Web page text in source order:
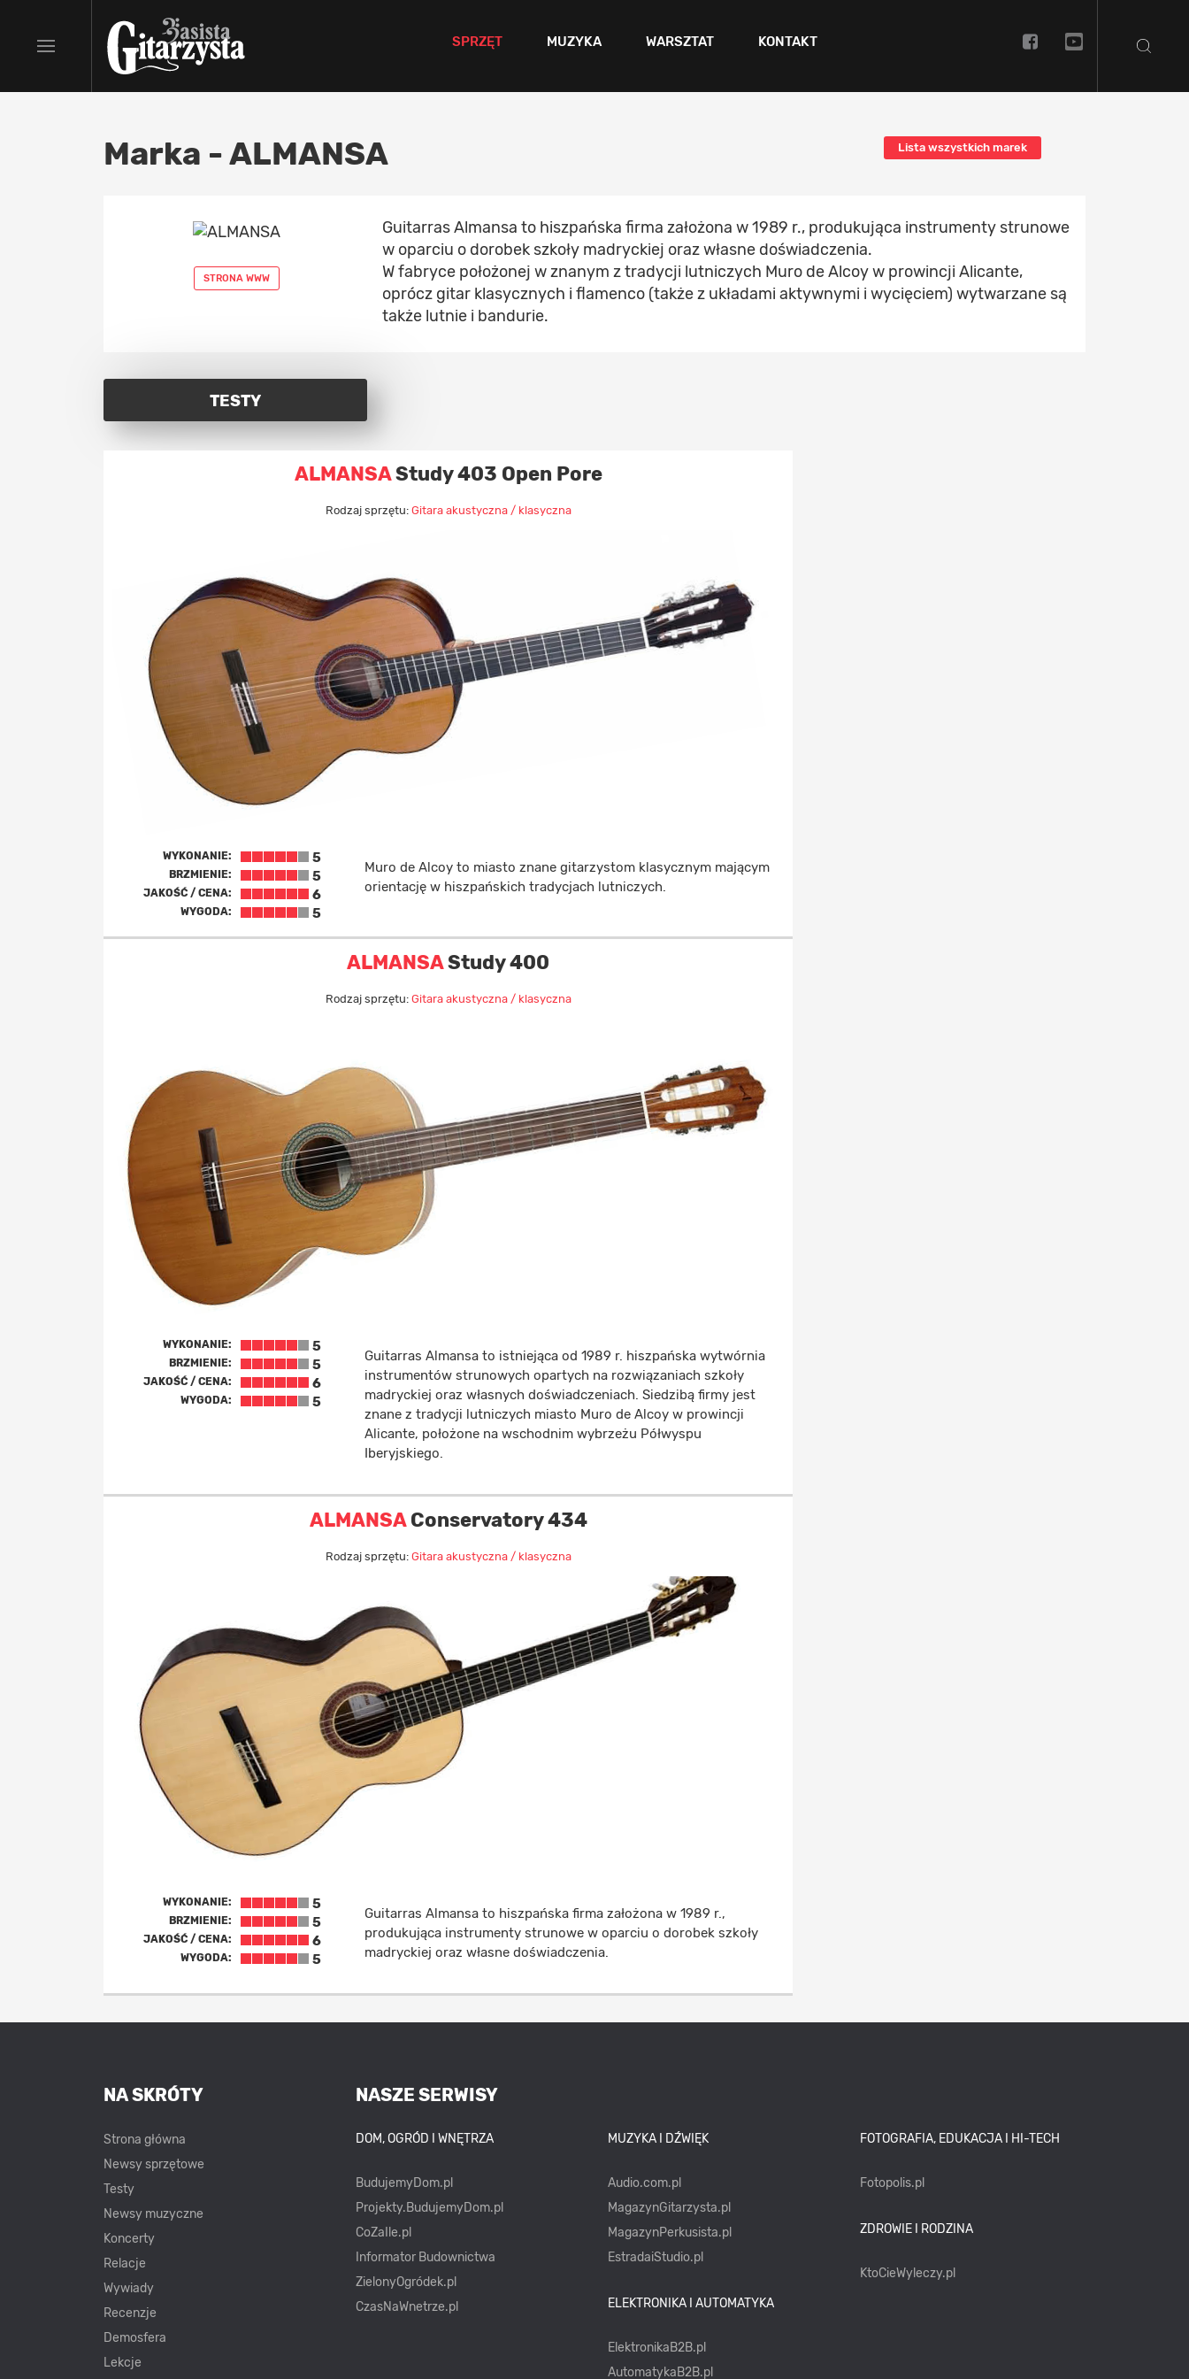
SPRZĘT MUZYKA WARSZTAT KONTAKT
Marka - ALMANSA Lista wszystkich marek
STRONA WWW
Guitarras Almansa to hiszpańska firma założona w 1989 r., produkująca instrumenty strunowe
w oparciu o dorobek szkoły madryckiej oraz własne doświadczenia.
W fabryce położonej w znanym z tradycji lutniczych Muro de Alcoy w prowincji Alicante,
oprócz gitar klasycznych i flamenco (także z układami aktywnymi i wycięciem) wytwarzane są
także lutnie i bandurie.
TESTY
ALMANSAStudy 403 Open Pore
Rodzaj sprzętu: Gitara akustyczna / klasyczna
WYKONANIE: 5
BRZMIENIE: 5
JAKOŚĆ / CENA: 6
WYGODA: 5
Muro de Alcoy to miasto znane gitarzystom klasycznym mającym
orientację w hiszpańskich tradycjach lutniczych.
ALMANSAStudy 400
Rodzaj sprzętu: Gitara akustyczna / klasyczna
WYKONANIE: 5
BRZMIENIE: 5
JAKOŚĆ / CENA: 6
WYGODA: 5
Guitarras Almansa to istniejąca od 1989 r. hiszpańska wytwórnia
instrumentów strunowych opartych na rozwiązaniach szkoły
madryckiej oraz własnych doświadczeniach. Siedzibą firmy jest
znane z tradycji lutniczych miasto Muro de Alcoy w prowincji
Alicante, położone na wschodnim wybrzeżu Półwyspu
Iberyjskiego.
ALMANSAConservatory 434
Rodzaj sprzętu: Gitara akustyczna / klasyczna
WYKONANIE: 5
BRZMIENIE: 5
JAKOŚĆ / CENA: 6
WYGODA: 5
Guitarras Almansa to hiszpańska firma założona w 1989 r.,
produkująca instrumenty strunowe w oparciu o dorobek szkoły
madryckiej oraz własne doświadczenia.
NASZE SERWISY
DOM, OGRÓD I WNĘTRZA
BudujemyDom.pl
Projekty.BudujemyDom.pl
CoZaIle.pl
Informator Budownictwa
ZielonyOgródek.pl
CzasNaWnetrze.pl
MUZYKA I DŹWIĘK
Audio.com.pl
MagazynGitarzysta.pl
MagazynPerkusista.pl
EstradaiStudio.pl
ELEKTRONIKA I AUTOMATYKA
ElektronikaB2B.pl
AutomatykaB2B.pl
FOTOGRAFIA, EDUKACJA I HI-TECH
Fotopolis.pl
ZDROWIE I RODZINA
KtoCieWyleczy.pl
NA SKRÓTY
Strona główna
Newsy sprzętowe
Testy
Newsy muzyczne
Koncerty
Relacje
Wywiady
Recenzje
Demosfera
Lekcje